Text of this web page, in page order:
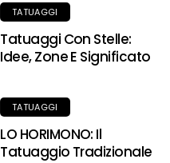
TATUAGGI
Tatuaggi Con Stelle:
Idee, Zone E Significato
TATUAGGI
LO HORIMONO: Il
Tatuaggio Tradizionale